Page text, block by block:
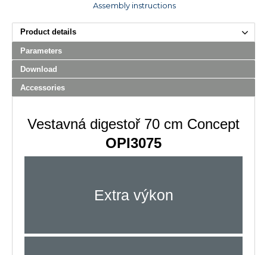
Assembly instructions
Product details
Parameters
Download
Accessories
Vestavná digestoř 70 cm Concept
OPI3075
Extra výkon